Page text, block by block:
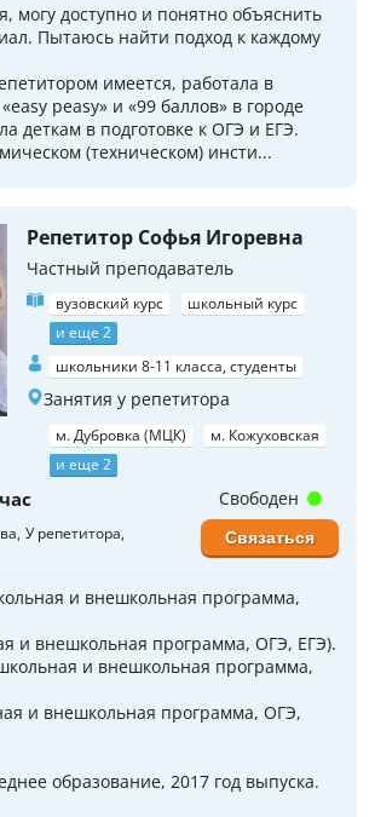
могу доступно и понятно объяснить
Пытаюсь найти подход к каждому
имеется, работала в
peasy» и «99 баллов» в городе
деткам в подготовке к ОГЭ и ЕГЭ.
(техническом) инсти...
Репетитор Софья Игоревна
Частный преподаватель
вузовский курс
школьный курс
и еще 2
школьники 8-11 класса, студенты
Занятия у репетитора
м. Дубровка (МЦК)
м. Кожуховская
и еще 2
У репетитора
и внешкольная программа,
и внешкольная программа, ОГЭ, ЕГЭ).
и внешкольная программа,
и внешкольная программа, ОГЭ,
образование, 2017 год выпуска.
Свободен
Связаться